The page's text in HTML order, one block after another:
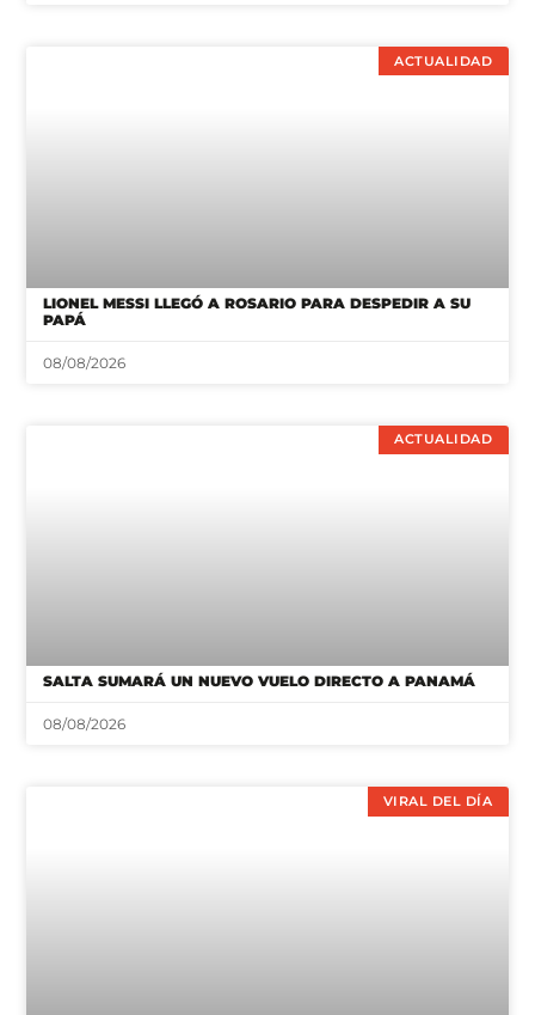
ACTUALIDAD
LIONEL MESSI LLEGÓ A ROSARIO PARA DESPEDIR A SU
PAPÁ
08/08/2026
ACTUALIDAD
SALTA SUMARÁ UN NUEVO VUELO DIRECTO A PANAMÁ
08/08/2026
VIRAL DEL DÍA